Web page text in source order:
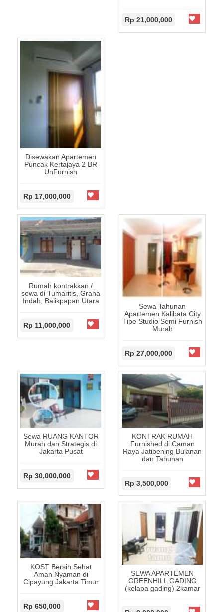
Rp 21,000,000
Disewakan Apartemen
Puncak Kertajaya 2 BR
UnFurnish
Rp 17,000,000
Rumah kontrakkan /
sewa di Tumaritis, Graha
Indah, Balikpapan Utara
Rp 11,000,000
Sewa Tahunan
Apartemen Kalibata City
Tipe Studio Semi Furnish
Murah
Rp 27,000,000
Sewa RUANG KANTOR
Murah dan Strategis di
Jakarta Pusat
Rp 30,000,000
KONTRAK RUMAH
Furnished di Caman
Raya Jatibening Bulanan
dan Tahunan
Rp 3,500,000
KOST Bersih Sehat
Aman Nyaman di
Cipayung Jakarta Timur
Rp 650,000
SEWA APARTEMEN
GREENHILL GADING
(kelapa gading) 2kamar